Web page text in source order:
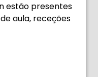
estão presentes
aula, receções